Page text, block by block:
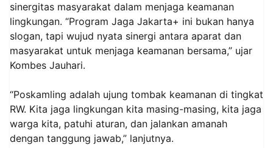
sinergitas masyarakat dalam menjaga keamanan
lingkungan. “Program Jaga Jakarta+ ini bukan hanya
slogan, tapi wujud nyata sinergi antara aparat dan
masyarakat untuk menjaga keamanan bersama,” ujar
Kombes Jauhari.
“Poskamling adalah ujung tombak keamanan di tingkat
RW. Kita jaga lingkungan kita masing-masing, kita jaga
warga kita, patuhi aturan, dan jalankan amanah
dengan tanggung jawab,” lanjutnya.